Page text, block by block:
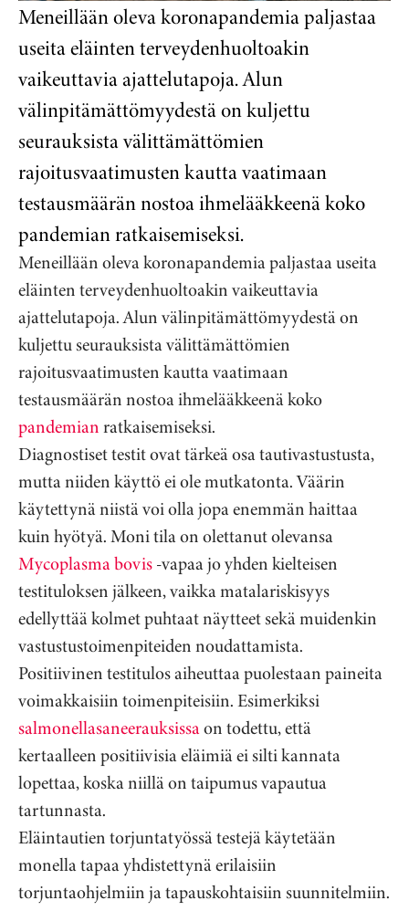
Meneillään oleva koronapandemia paljastaa
useita eläinten terveydenhuoltoakin
vaikeuttavia ajattelutapoja. Alun
välinpitämättömyydestä on kuljettu
seurauksista välittämättömien
rajoitusvaatimusten kautta vaatimaan
testausmäärän nostoa ihmelääkkeenä koko
pandemian ratkaisemiseksi.
Meneillään oleva koronapandemia paljastaa useita
eläinten terveydenhuoltoakin vaikeuttavia
ajattelutapoja. Alun välinpitämättömyydestä on
kuljettu seurauksista välittämättömien
rajoitusvaatimusten kautta vaatimaan
testausmäärän nostoa ihmelääkkeenä koko
pandemianratkaisemiseksi.
Diagnostiset testit ovat tärkeä osa tautivastustusta,
mutta niiden käyttö ei ole mutkatonta. Väärin
käytettynä niistä voi olla jopa enemmän haittaa
kuin hyötyä. Moni tila on olettanut olevansa
Mycoplasma bovis-vapaa jo yhden kielteisen
testituloksen jälkeen, vaikka matalariskisyys
edellyttää kolmet puhtaat näytteet sekä muidenkin
vastustustoimenpiteiden noudattamista.
Positiivinen testitulos aiheuttaa puolestaan paineita
voimakkaisiin toimenpiteisiin. Esimerkiksi
salmonellasaneerauksissaon todettu, että
kertaalleen positiivisia eläimiä ei silti kannata
lopettaa, koska niillä on taipumus vapautua
tartunnasta.
Eläintautien torjuntatyössä testejä käytetään
monella tapaa yhdistettynä erilaisiin
torjuntaohjelmiin ja tapauskohtaisiin suunnitelmiin.